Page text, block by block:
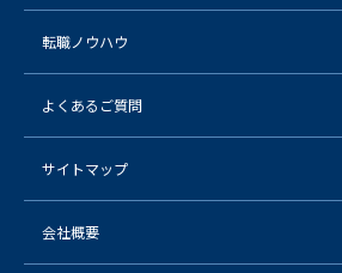
転職ノウハウ
よくあるご質問
サイトマップ
会社概要